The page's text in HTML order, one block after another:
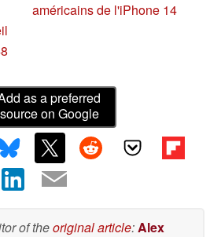
américains de l'iPhone 14
as a preferred
source on Google
of theoriginal article:Alex